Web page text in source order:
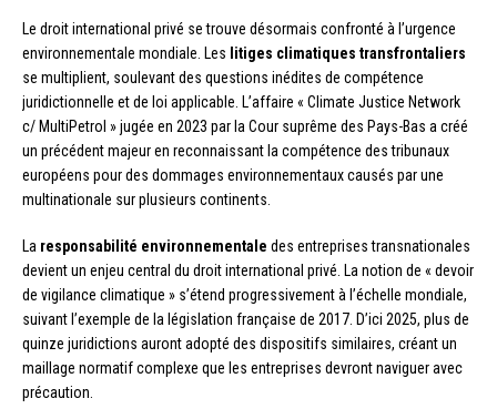
Le droit international privé se trouve désormais confronté à l’urgence
environnementale mondiale. Les litiges climatiques transfrontaliers
se multiplient, soulevant des questions inédites de compétence
juridictionnelle et de loi applicable. L’affaire « Climate Justice Network
c/ MultiPetrol » jugée en 2023 par la Cour suprême des Pays-Bas a créé
un précédent majeur en reconnaissant la compétence des tribunaux
européens pour des dommages environnementaux causés par une
multinationale sur plusieurs continents.
La responsabilité environnementale des entreprises transnationales
devient un enjeu central du droit international privé. La notion de « devoir
de vigilance climatique » s’étend progressivement à l’échelle mondiale,
suivant l’exemple de la législation française de 2017. D’ici 2025, plus de
quinze juridictions auront adopté des dispositifs similaires, créant un
maillage normatif complexe que les entreprises devront naviguer avec
précaution.